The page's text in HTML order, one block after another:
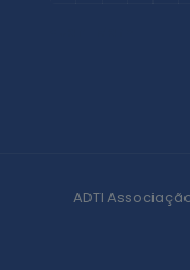
ADTI